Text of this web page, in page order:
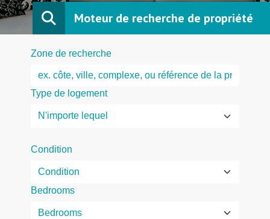
Moteur de recherche de propriété
Zone de recherche
Type de logement
Condition
Bedrooms